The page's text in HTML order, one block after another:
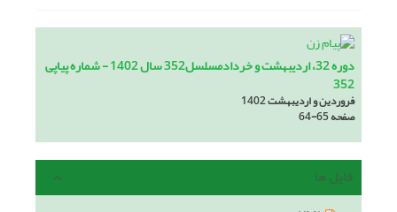
دوره 32، اردیبهشت و خردادمسلسل352 سال 1402 - شماره پیاپی
352
فروردین و اردیبهشت 1402
صفحه64-65
فایل ها